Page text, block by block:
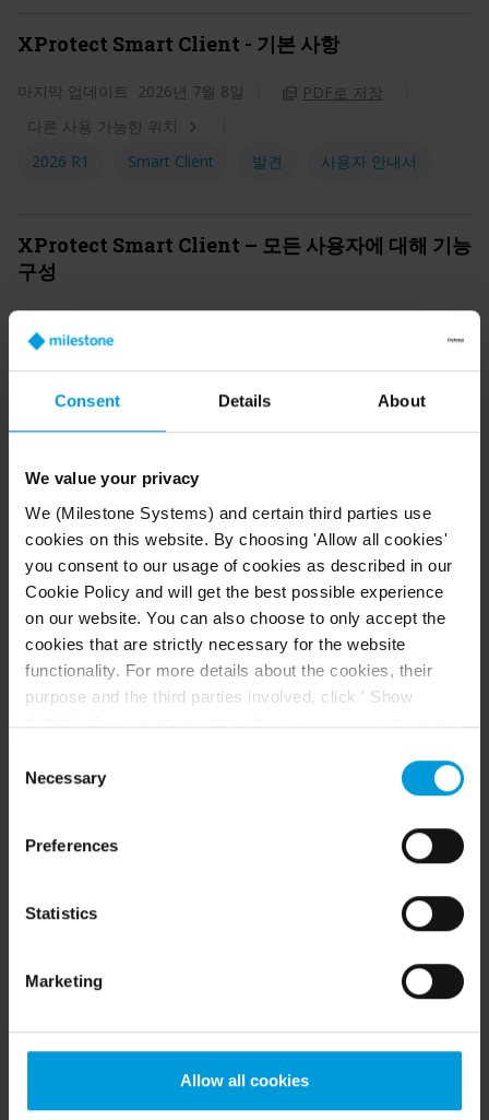
Consent Details About
We value your privacy
We (Milestone Systems) and certain third parties use
cookies on this website. By choosing 'Allow all cookies'
you consent to our usage of cookies as described in our
Cookie Policy and will get the best possible experience
on our website. You can also choose to only accept the
cookies that are strictly necessary for the website
functionality. For more details about the cookies, their
purpose and the third parties involved, click ' Show
details'. You can at any time change your consent on our
Even though we have entered into data processing
agreements and model clauses with our third-party
providers’ European entities, we shall inform you that the
EU Court of Justice has in general found (Schrems II)
statushere
required to give data access to the United States
means that, depending on the circumstance, Milestone
either based on your consent, and for Microsoft also
based on Milestone’s legitimate interest. Please click
Selection
Necessary
Preferences
Statistics
Marketing
Allow all cookies
XProtect Smart Client - 기본 사항
마지막 업데이트 2026년 7월 8일
PDF로 저장
다른 사용 가능한 위치
2026 R1
Smart Client 발견 사용자 안내서
XProtect Smart Client – 모든 사용자에 대해 기능
구성
마지막 업데이트 2026년 5월 4일
다른 사용 가능한 위치
유지 관리 및 관리 사용자 안내서
XProtect Smart Client – 배포 및 로그인
마지막 업데이트 2026년 5월 4일
PDF로 저장
다른 사용 가능한 위치
배포 및 구성 사용자 안내서
다른 사용 가능한 위치
사용자 안내서
XProtect Smart Client – 비디오 보기 및 뷰 작업
마지막 업데이트 2026년 5월 4일
PDF로 저장